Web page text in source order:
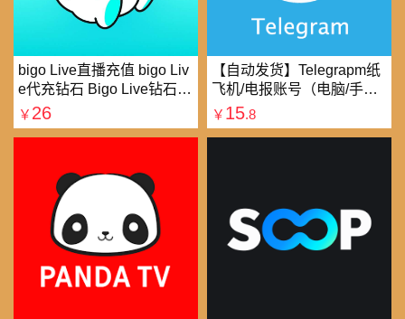
bigo Live直播充值 bigo Liv
e代充钻石 Bigo Live钻石充
值直播礼物钻石代充
￥ 26
【自动发货】Telegrapm纸
飞机/电报账号（电脑/手机
均可以登录）
￥ 15.8